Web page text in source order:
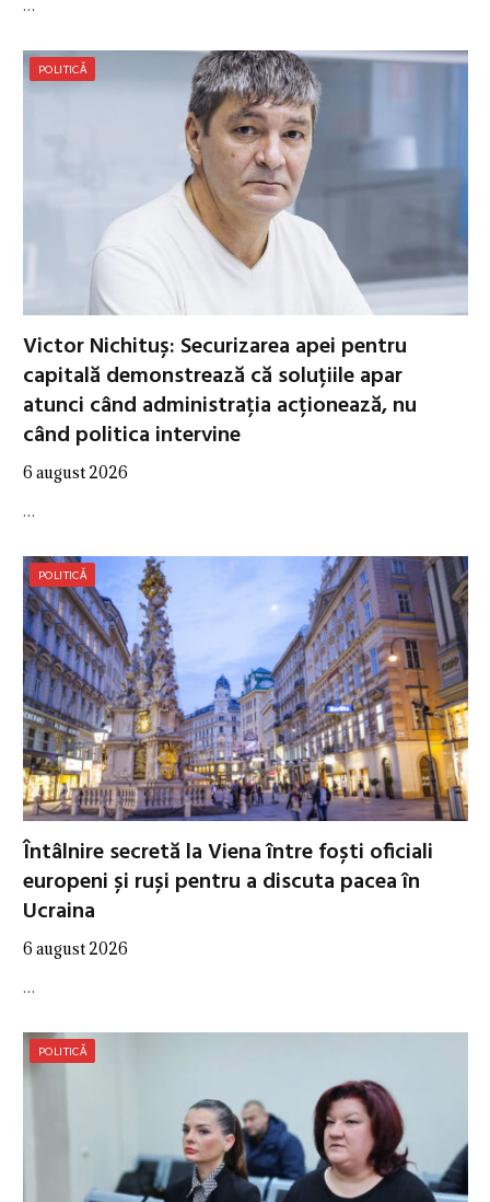
…
POLITICĂ
Victor Nichituș: Securizarea apei pentru
capitală demonstrează că soluțiile apar
atunci când administrația acționează, nu
când politica intervine
6 august 2026
…
POLITICĂ
Întâlnire secretă la Viena între foști oficiali
europeni și ruși pentru a discuta pacea în
Ucraina
6 august 2026
…
POLITICĂ